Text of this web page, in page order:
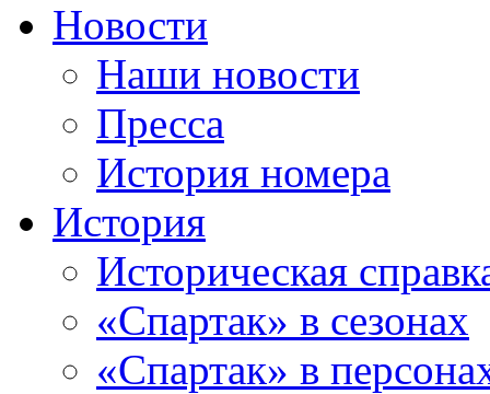
Новости
Наши новости
Пресса
История номера
История
Историческая
«Спартак» в сезонах
«Спартак» в